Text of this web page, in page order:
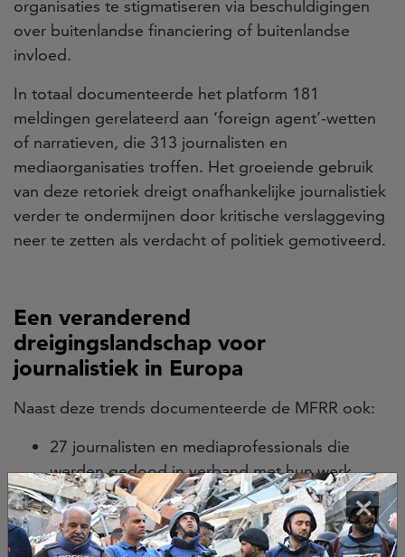
organisaties te stigmatiseren via beschuldigingen
over buitenlandse financiering of buitenlandse
invloed.
In totaal documenteerde het platform 181
meldingen gerelateerd aan ‘foreign agent’-wetten
of narratieven, die 313 journalisten en
mediaorganisaties troffen. Het groeiende gebruik
van deze retoriek dreigt onafhankelijke journalistiek
verder te ondermijnen door kritische verslaggeving
neer te zetten als verdacht of politiek gemotiveerd.
Een veranderend
dreigingslandschap voor
journalistiek in Europa
Naast deze trends documenteerde de MFRR ook:
27 journalisten en mediaprofessionals die
werden gedood in verband met hun werk,
1.180 fysieke aanvallen,
meer dan 2.000 verbale aanvallen,
honderden arrestaties, rechtszaken en
×